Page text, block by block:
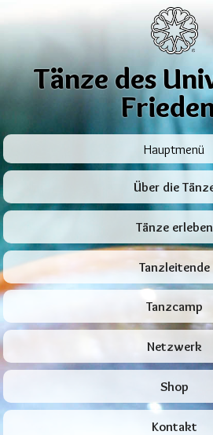
Tänze des
Hauptmenü
Über die
Tänze erleben
Tanzleitende
Tanzcamp
Netzwerk
Shop
Kontakt